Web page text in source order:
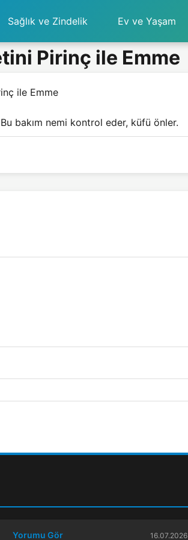
Sağlık ve Zindelik Ev ve Yaşam
Pirinç ile Emme
ile Emme
bakım nemi kontrol eder, küfü önler.
Yorumu Gör 16.07.2026